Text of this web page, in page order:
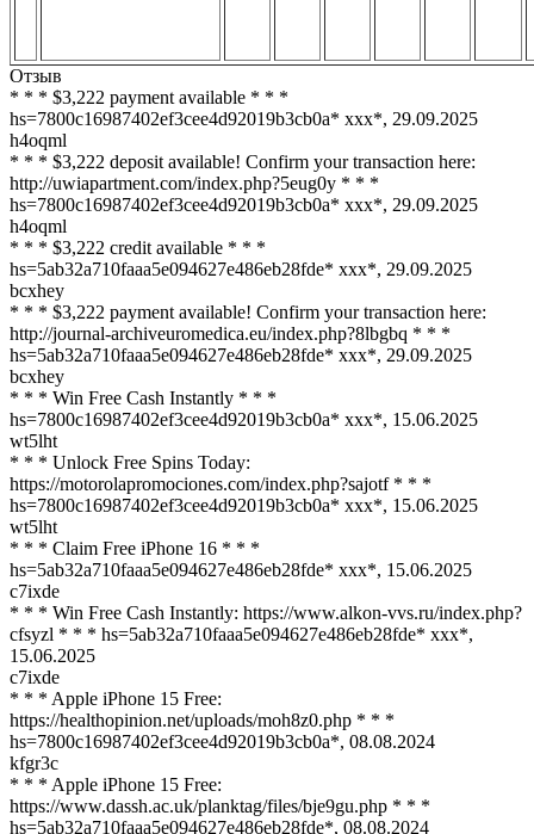
Отзыв
* * * $3,222 payment available * * *
hs=7800c16987402ef3cee4d92019b3cb0a* ххх*, 29.09.2025
h4oqml
* * * $3,222 deposit available! Confirm your transaction here:
http://uwiapartment.com/index.php?5eug0y * * *
hs=7800c16987402ef3cee4d92019b3cb0a* ххх*, 29.09.2025
h4oqml
* * * $3,222 credit available * * *
hs=5ab32a710faaa5e094627e486eb28fde* ххх*, 29.09.2025
bcxhey
* * * $3,222 payment available! Confirm your transaction here:
http://journal-archiveuromedica.eu/index.php?8lbgbq * * *
hs=5ab32a710faaa5e094627e486eb28fde* ххх*, 29.09.2025
bcxhey
* * * Win Free Cash Instantly * * *
hs=7800c16987402ef3cee4d92019b3cb0a* ххх*, 15.06.2025
wt5lht
* * * Unlock Free Spins Today:
https://motorolapromociones.com/index.php?sajotf * * *
hs=7800c16987402ef3cee4d92019b3cb0a* ххх*, 15.06.2025
wt5lht
* * * Claim Free iPhone 16 * * *
hs=5ab32a710faaa5e094627e486eb28fde* ххх*, 15.06.2025
c7ixde
* * * Win Free Cash Instantly: https://www.alkon-vvs.ru/index.php?
cfsyzl * * * hs=5ab32a710faaa5e094627e486eb28fde* ххх*,
15.06.2025
c7ixde
* * * Apple iPhone 15 Free:
https://healthopinion.net/uploads/moh8z0.php * * *
hs=7800c16987402ef3cee4d92019b3cb0a*, 08.08.2024
kfgr3c
* * * Apple iPhone 15 Free:
https://www.dassh.ac.uk/planktag/files/bje9gu.php * * *
hs=5ab32a710faaa5e094627e486eb28fde*, 08.08.2024